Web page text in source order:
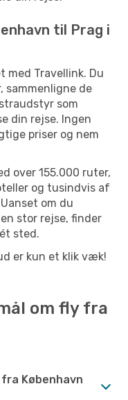
til Prag i
med Travellink. Du
sammenligne de
som
din rejse. Ingen
priser og nem
over 155.000 ruter,
og tusindvis af
om du
stor rejse, finder
sted.
er kun et klik væk!
om fly fra
København